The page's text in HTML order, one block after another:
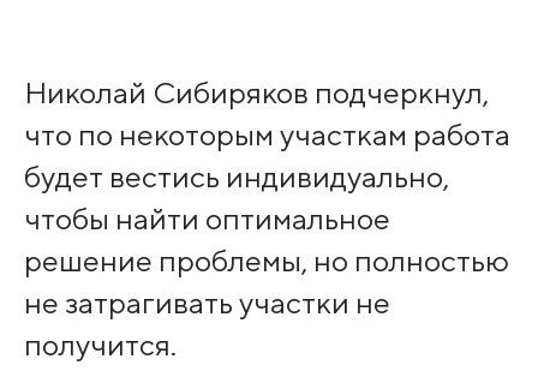
Николай Сибиряков подчеркнул,
что по некоторым участкам работа
будет вестись индивидуально,
чтобы найти оптимальное
решение проблемы, но полностью
не затрагивать участки не
получится.